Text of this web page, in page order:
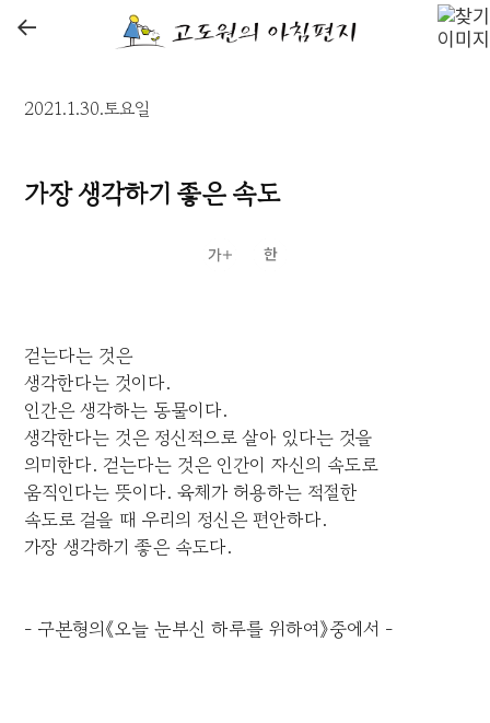
←
2021.1.30.토요일
가장 생각하기 좋은 속도
걷는다는 것은
생각한다는 것이다.
인간은 생각하는 동물이다.
생각한다는 것은 정신적으로 살아 있다는 것을
의미한다. 걷는다는 것은 인간이 자신의 속도로
움직인다는 뜻이다. 육체가 허용하는 적절한
속도로 걸을 때 우리의 정신은 편안하다.
가장 생각하기 좋은 속도다.
- 구본형의《오늘 눈부신 하루를 위하여》중에서 -